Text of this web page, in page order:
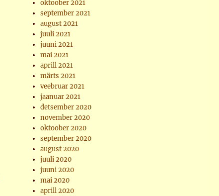
oktoober 2021
september 2021
august 2021
juuli 2021
juuni 2021
mai 2021
aprill 2021
märts 2021
veebruar 2021
jaanuar 2021
detsember 2020
november 2020
oktoober 2020
september 2020
august 2020
juuli 2020
juuni 2020
mai 2020
aprill 2020